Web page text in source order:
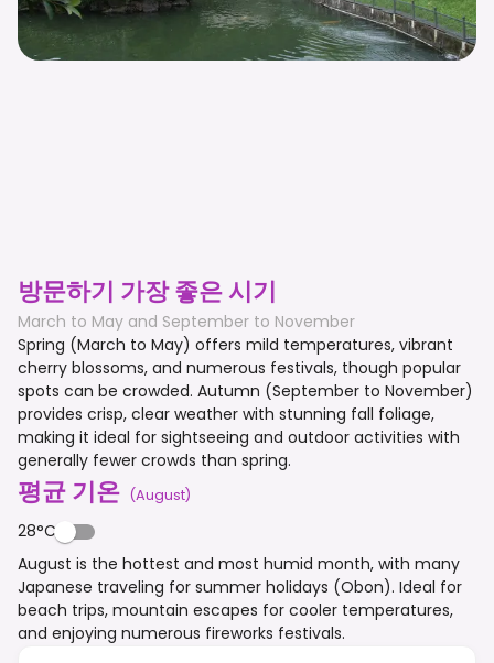
방문하기 가장 좋은 시기
March to May and September to November
Spring (March to May) offers mild temperatures, vibrant
cherry blossoms, and numerous festivals, though popular
spots can be crowded. Autumn (September to November)
provides crisp, clear weather with stunning fall foliage,
making it ideal for sightseeing and outdoor activities with
generally fewer crowds than spring.
평균 기온 (August)
28°C
August is the hottest and most humid month, with many
Japanese traveling for summer holidays (Obon). Ideal for
beach trips, mountain escapes for cooler temperatures,
and enjoying numerous fireworks festivals.